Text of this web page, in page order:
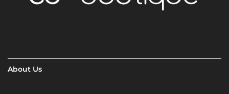
About Us